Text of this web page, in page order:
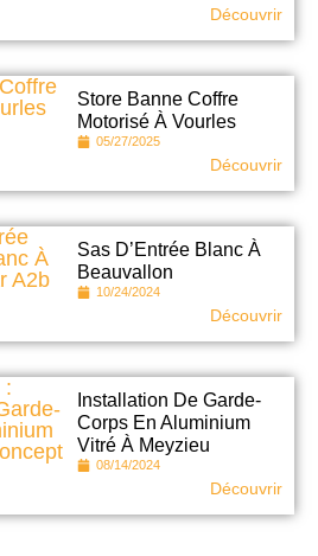
Découvrir
Store Banne Coffre
Motorisé À Vourles
05/27/2025
Découvrir
Sas D’Entrée Blanc À
Beauvallon
10/24/2024
Découvrir
Installation De Garde-
Corps En Aluminium
Vitré À Meyzieu
08/14/2024
Découvrir